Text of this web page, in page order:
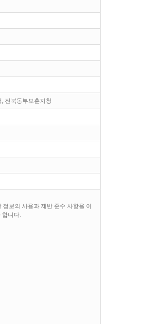
전북동부보훈지청
보의 사용과 제반 준수 사항을 이
합니다.